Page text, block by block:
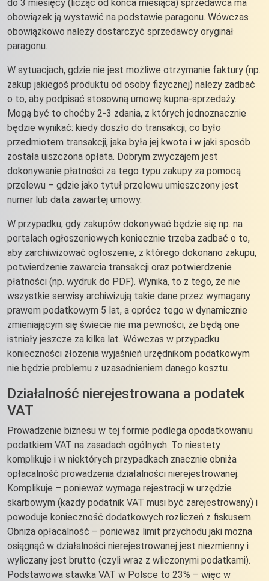
do 3 miesięcy (licząc od końca miesiąca) sprzedawca ma
obowiązek ją wystawić na podstawie paragonu. Wówczas
obowiązkowo należy dostarczyć sprzedawcy oryginał
paragonu.
W sytuacjach, gdzie nie jest możliwe otrzymanie faktury (np.
zakup jakiegoś produktu od osoby fizycznej) należy zadbać
o to, aby podpisać stosowną umowę kupna-sprzedaży.
Mogą być to choćby 2-3 zdania, z których jednoznacznie
będzie wynikać: kiedy doszło do transakcji, co było
przedmiotem transakcji, jaka była jej kwota i w jaki sposób
została uiszczona opłata. Dobrym zwyczajem jest
dokonywanie płatności za tego typu zakupy za pomocą
przelewu – gdzie jako tytuł przelewu umieszczony jest
numer lub data zawartej umowy.
W przypadku, gdy zakupów dokonywać będzie się np. na
portalach ogłoszeniowych koniecznie trzeba zadbać o to,
aby zarchiwizować ogłoszenie, z którego dokonano zakupu,
potwierdzenie zawarcia transakcji oraz potwierdzenie
płatności (np. wydruk do PDF). Wynika, to z tego, że nie
wszystkie serwisy archiwizują takie dane przez wymagany
prawem podatkowym 5 lat, a oprócz tego w dynamicznie
zmieniającym się świecie nie ma pewności, że będą one
istniały jeszcze za kilka lat. Wówczas w przypadku
konieczności złożenia wyjaśnień urzędnikom podatkowym
nie będzie problemu z uzasadnieniem danego kosztu.
Działalność nierejestrowana a podatek
VAT
Prowadzenie biznesu w tej formie podlega opodatkowaniu
podatkiem VAT na zasadach ogólnych. To niestety
komplikuje i w niektórych przypadkach znacznie obniża
opłacalność prowadzenia działalności nierejestrowanej.
Komplikuje – ponieważ wymaga rejestracji w urzędzie
skarbowym (każdy podatnik VAT musi być zarejestrowany) i
powoduje konieczność dodatkowych rozliczeń z fiskusem.
Obniża opłacalność – ponieważ limit przychodu jaki można
osiągnąć w działalności nierejestrowanej jest niezmienny i
wyliczany jest brutto (czyli wraz z wliczonymi podatkami).
Podstawowa stawka VAT w Polsce to 23% – więc w